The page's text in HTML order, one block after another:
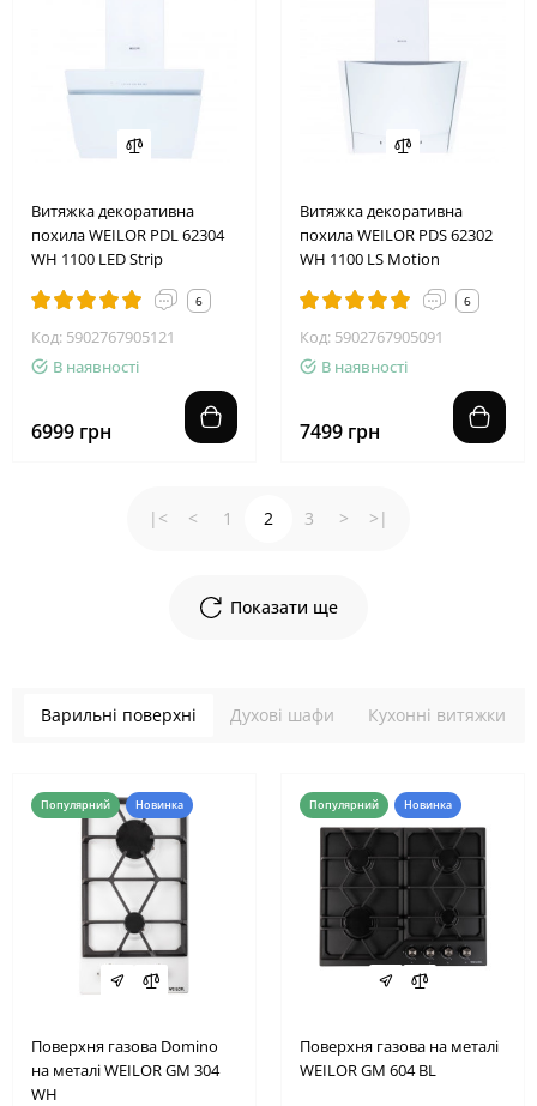
Витяжка декоративна
похила WEILOR PDL 62304
WH 1100 LED Strip
6
Код: 5902767905121
В наявності
6999 грн
Витяжка декоративна
похила WEILOR PDS 62302
WH 1100 LS Motion
6
Код: 5902767905091
В наявності
7499 грн
Показати ще
|< < 1 2 3 > >|
Варильні поверхні Духові шафи Кухонні витяжки
Популярний Новинка
Поверхня газова Domino
на металі WEILOR GM 304
WH
Популярний Новинка
Поверхня газова на металі
WEILOR GM 604 BL